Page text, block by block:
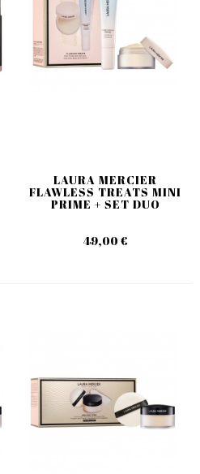
LAURA MERCIER
FLAWLESS TREATS MINI
PRIME + SET DUO
49,00 €